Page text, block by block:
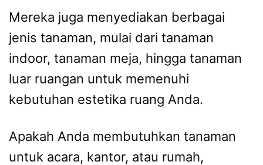
Mereka juga menyediakan berbagai
jenis tanaman, mulai dari tanaman
indoor, tanaman meja, hingga tanaman
luar ruangan untuk memenuhi
kebutuhan estetika ruang Anda.
Apakah Anda membutuhkan tanaman
untuk acara, kantor, atau rumah,